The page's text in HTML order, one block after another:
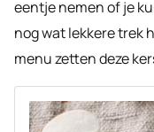
eentje nemen of je
nog wat lekkere trek
menu zetten deze